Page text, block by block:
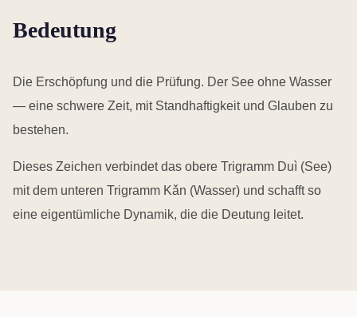
Bedeutung
Die Erschöpfung und die Prüfung. Der See ohne Wasser
— eine schwere Zeit, mit Standhaftigkeit und Glauben zu
bestehen.
Dieses Zeichen verbindet das obere Trigramm Duì (See)
mit dem unteren Trigramm Kǎn (Wasser) und schafft so
eine eigentümliche Dynamik, die die Deutung leitet.